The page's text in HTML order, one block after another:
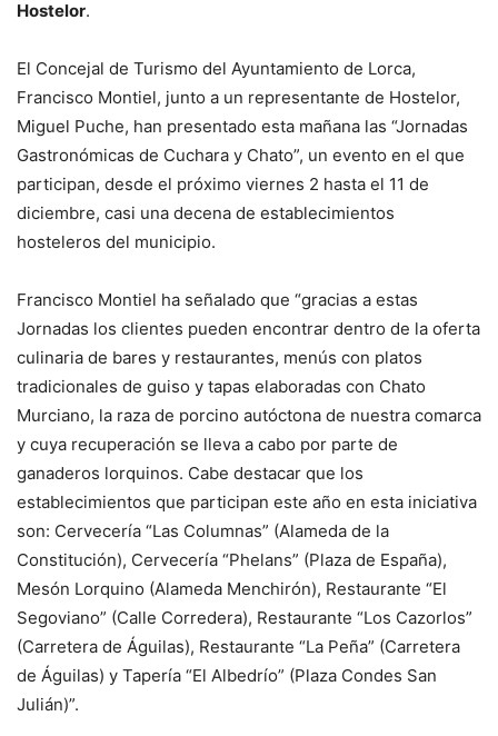
Hostelor.
El Concejal de Turismo del Ayuntamiento de Lorca,
Francisco Montiel, junto a un representante de Hostelor,
Miguel Puche, han presentado esta mañana las “Jornadas
Gastronómicas de Cuchara y Chato”, un evento en el que
participan, desde el próximo viernes 2 hasta el 11 de
diciembre, casi una decena de establecimientos
hosteleros del municipio.
Francisco Montiel ha señalado que “gracias a estas
Jornadas los clientes pueden encontrar dentro de la oferta
culinaria de bares y restaurantes, menús con platos
tradicionales de guiso y tapas elaboradas con Chato
Murciano, la raza de porcino autóctona de nuestra comarca
y cuya recuperación se lleva a cabo por parte de
ganaderos lorquinos. Cabe destacar que los
establecimientos que participan este año en esta iniciativa
son: Cervecería “Las Columnas” (Alameda de la
Constitución), Cervecería “Phelans” (Plaza de España),
Mesón Lorquino (Alameda Menchirón), Restaurante “El
Segoviano” (Calle Corredera), Restaurante “Los Cazorlos”
(Carretera de Águilas), Restaurante “La Peña” (Carretera
de Águilas) y Tapería “El Albedrío” (Plaza Condes San
Julián)”.